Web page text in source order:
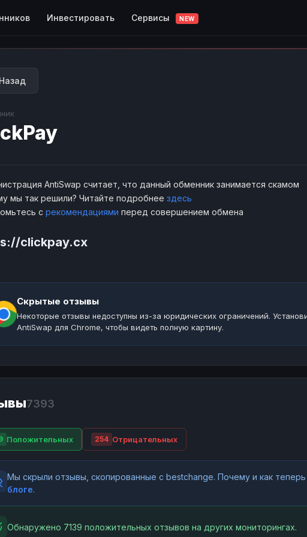
Инвестировать Сервисы NEW
Назад
AntiSwap считает, что данный обменник занимается скамом
мы так решили? Читайте подробнее здесь
с рекомендациями перед совершением обмена
clickpay.cx
Скрытые отзывы
Некоторые отзывы недоступны из-за юридических ограничений.
AntiSwap для Chrome, чтобы видеть полную картину.
7393
Положительных 254 Отрицательных
Мы скрыли отзывы, скопированные с bestchange. Почему и как
блоге.
Обнаружено 7139 положительных отзывов на других мониторингах.